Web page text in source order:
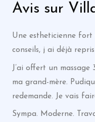
Avis sur
Une estheticienne fort
conseils, j ai déjà
J’ai offert un
ma grand-mère.
redemande. Je vais
Sympa. Moderne.